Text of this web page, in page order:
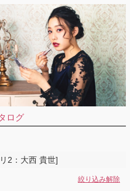
ログ
2：大西 貴世]
絞り込み解除